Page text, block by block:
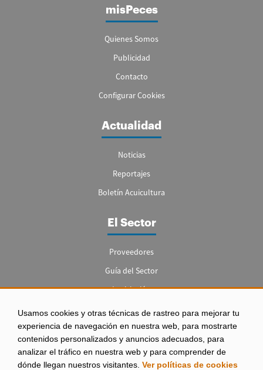
Usamos cookies y otras técnicas de rastreo para mejorar tu
experiencia de navegación en nuestra web, para mostrarte
contenidos personalizados y anuncios adecuados, para
analizar el tráfico en nuestra web y para comprender de
dónde llegan nuestros visitantes. Ver políticas de cookies
misPeces
Quienes Somos
Publicidad
Contacto
Configurar Cookies
Actualidad
Noticias
Reportajes
Boletín Acuicultura
El Sector
Proveedores
Guía del Sector
Legislación
Empleo
Aviso legal